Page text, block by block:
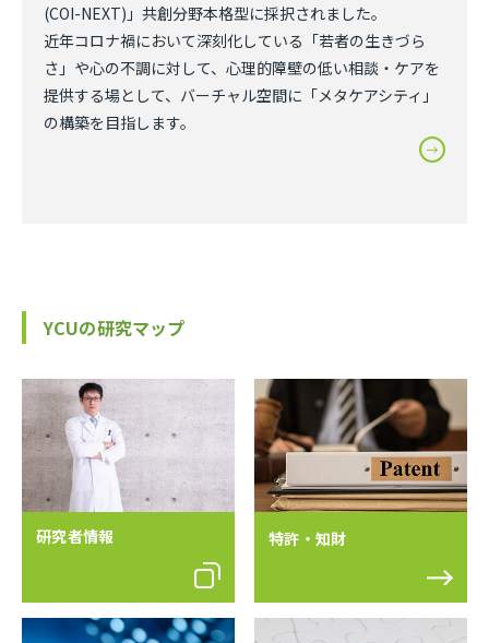
(COI-NEXT)」共創分野本格型に採択されました。
近年コロナ禍において深刻化している「若者の生きづら
さ」や心の不調に対して、心理的障壁の低い相談・ケアを
提供する場として、バーチャル空間に「メタケアシティ」
の構築を目指します。
YCUの研究マップ
研究者情報 特許・知財